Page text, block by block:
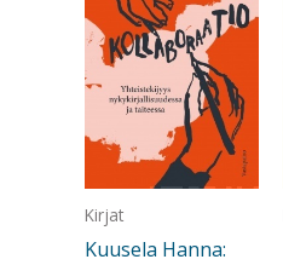
Kirjat
Kuusela Hanna: